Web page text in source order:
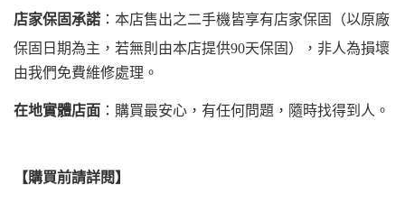
店家保固承諾 ：本店售出之二手機皆享有店家保固（以原廠
保固日期為主，若無則由本店提供90天保固），非人為損壞
由我們免費維修處理。
在地實體店面 ：購買最安心，有任何問題，隨時找得到人。
【購買前請詳閱】